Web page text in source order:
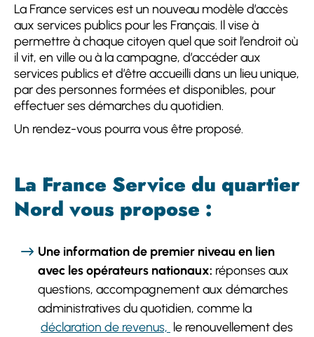
La France services est un nouveau modèle d’accès
aux services publics pour les Français. Il vise à
permettre à chaque citoyen quel que soit l’endroit où
il vit, en ville ou à la campagne, d’accéder aux
services publics et d’être accueilli dans un lieu unique,
par des personnes formées et disponibles, pour
effectuer ses démarches du quotidien.
Un rendez-vous pourra vous être proposé.
La France Service du quartier
Nord vous propose :
Une information de premier niveau en lien
avec les opérateurs nationaux: réponses aux
questions, accompagnement aux démarches
administratives du quotidien, comme la
déclaration de revenus, le renouvellement des